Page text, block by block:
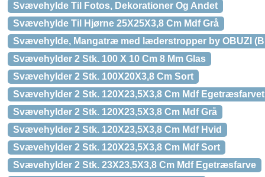
Svævehylde Til Fotos, Dekorationer Og Andet
Svævehylde Til Hjørne 25X25X3,8 Cm Mdf Grå
Svævehylde, Mangatræ med læderstropper by OBUZI
Svævehylder 2 Stk. 100 X 10 Cm 8 Mm Glas
Svævehylder 2 Stk. 100X20X3,8 Cm Sort
Svævehylder 2 Stk. 120X23,5X3,8 Cm Mdf Egetræsfarvet
Svævehylder 2 Stk. 120X23,5X3,8 Cm Mdf Grå
Svævehylder 2 Stk. 120X23,5X3,8 Cm Mdf Hvid
Svævehylder 2 Stk. 120X23,5X3,8 Cm Mdf Sort
Svævehylder 2 Stk. 23X23,5X3,8 Cm Mdf Egetræsfarve